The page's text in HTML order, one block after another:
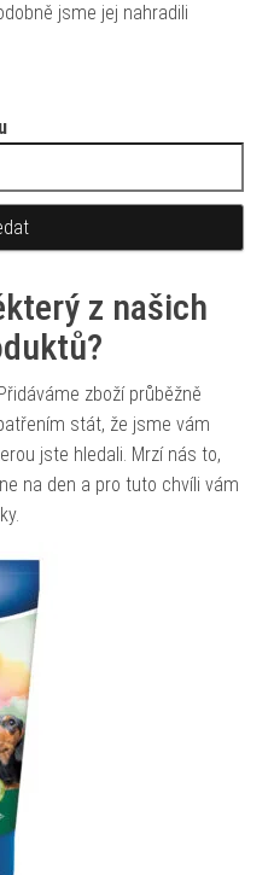
jsme jej nahradili
z našich
zboží průběžně
stát, že jsme vám
jste hledali. Mrzí nás to,
na den a pro tuto chvíli vám